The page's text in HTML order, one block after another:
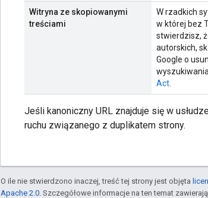
Witryna ze skopiowanymi
treściami
W rzadkich
w której bez
stwierdzisz,
autorskich,
Google o
Act
Jeśli kanoniczny URL znajduje się w
ruchu związanego z duplikatem strony.
O ile nie stwierdzono inaczej, treść tej strony jest objęta
Apache 2.0 . Szczegółowe informacje na ten temat zawierają